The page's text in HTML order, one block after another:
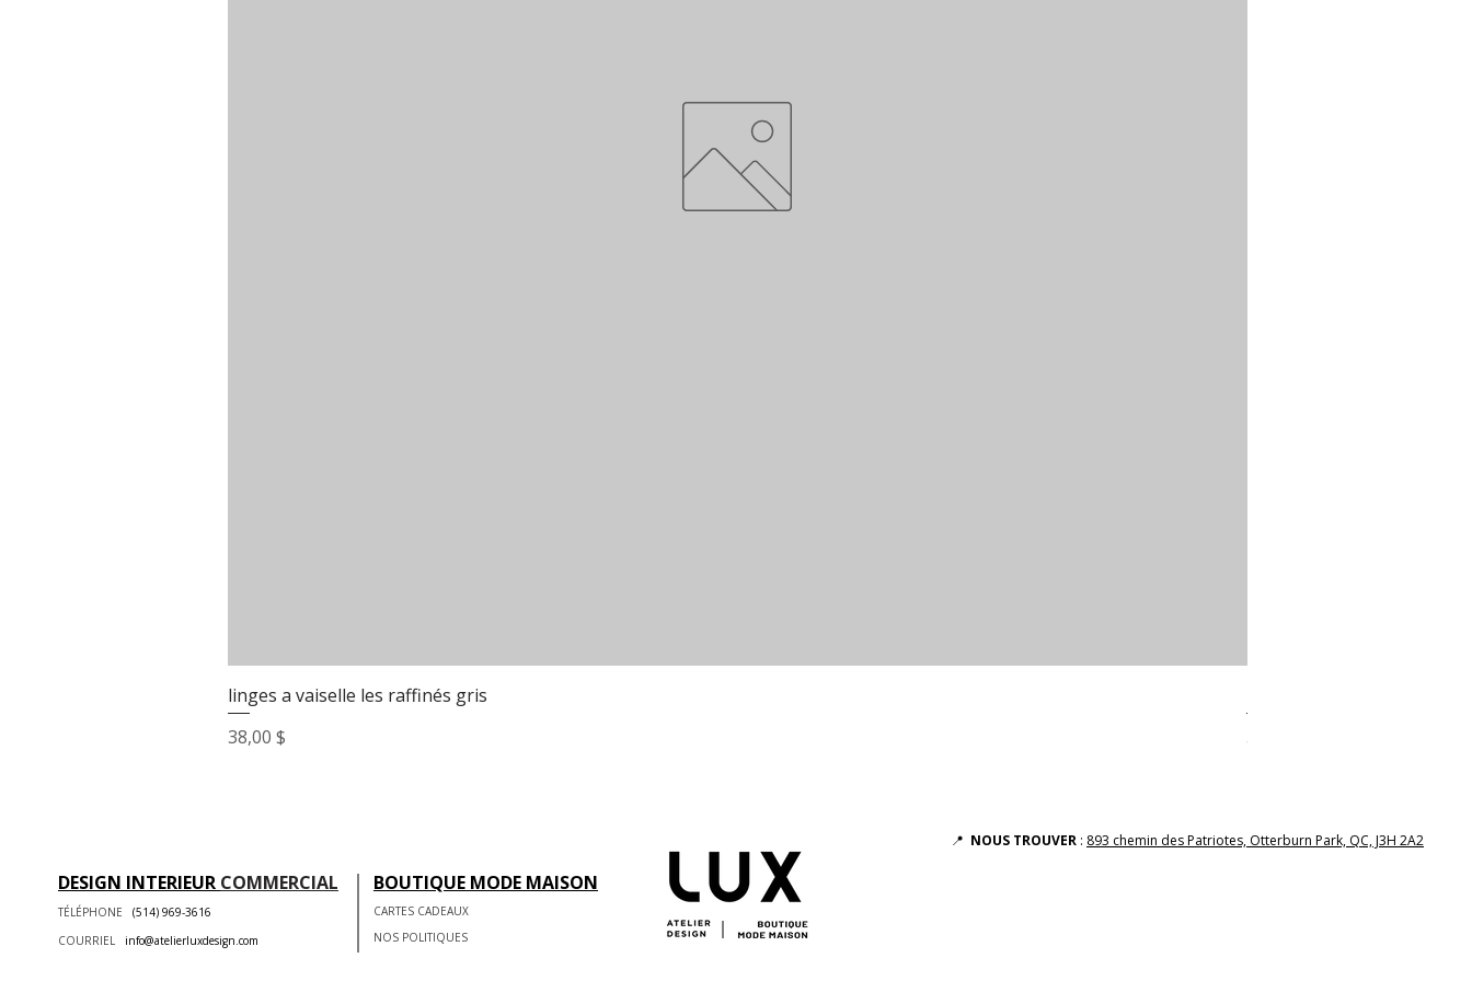
linges a vaiselle les raffinés gris
Prix
38,00 $
Prix
38,00 $
DESIGN INTERIEUR COMMERCIAL
TÉLÉPHONE (514) 969-3616
COURRIEL info@atelierluxdesign.com
BOUTIQUE MODE MAISON
CARTES CADEAUX
NOS POLITIQUES
📍 NOUS TROUVER : 893 chemin des Patriotes, Otterburn Park, QC, J3H 2A2